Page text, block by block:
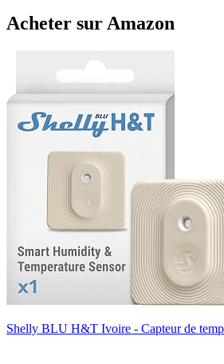
Acheter sur Amazon
Shelly BLU H&T Ivoire - Capteur de